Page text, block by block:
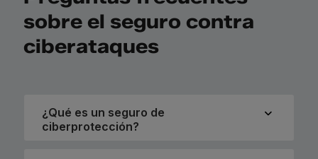
sobre el seguro contra
ciberataques
¿Qué es un seguro de
ciberprotección?